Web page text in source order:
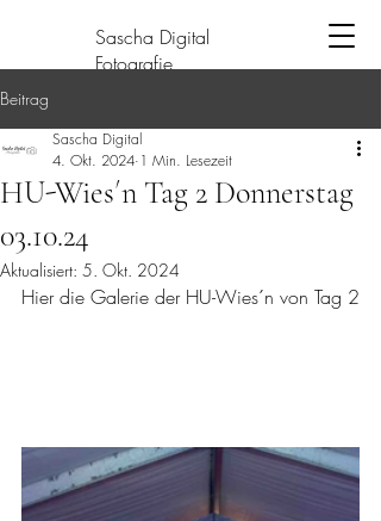
Sascha Digital
Fotografie
Warenkorb
Kontaktiere uns
Beitrag
HU-Wies´n Tag 2 Donnerstag
03.10.24
Sascha Digital
4. Okt. 2024 1 Min. Lesezeit
Aktualisiert: 5. Okt. 2024
Hier die Galerie der HU-Wies´n von Tag 2